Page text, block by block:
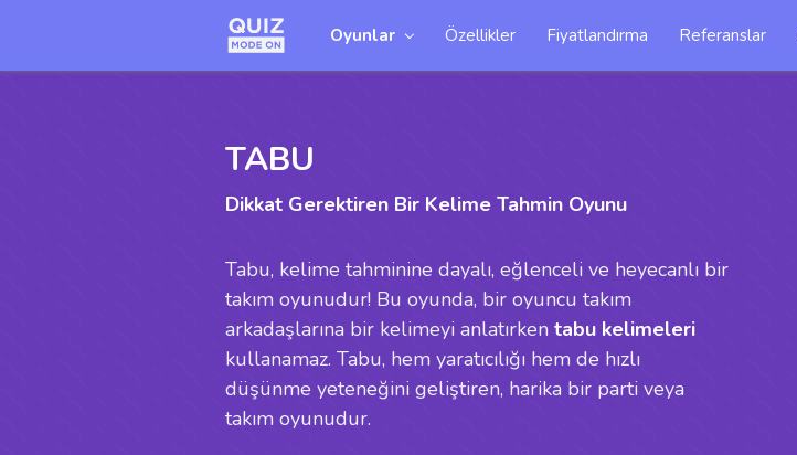
Oyunlar Özellikler Fiyatlandırma Referanslar
TABU
Dikkat Gerektiren Bir Kelime Tahmin Oyunu
Tabu, kelime tahminine dayalı, eğlenceli ve heyecanlı bir
takım oyunudur! Bu oyunda, bir oyuncu takım
arkadaşlarına bir kelimeyi anlatırken tabu kelimeleri
kullanamaz. Tabu, hem yaratıcılığı hem de hızlı
düşünme yeteneğini geliştiren, harika bir parti veya
takım oyunudur.